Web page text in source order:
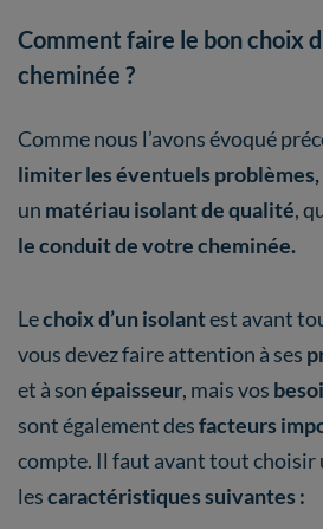
Comment faire le bon choix
cheminée ?
Comme nous l’avons évoqué
limiter les éventuels problèmes,
un matériau isolant de qualité,
le conduit de votre cheminée.
Lechoix d’un isolantest avant
vous devez faire attention à ses
et à sonépaisseur, mais vos
sont également desfacteurs
compte. Il faut avant tout choisir
lescaractéristiques suivantes :